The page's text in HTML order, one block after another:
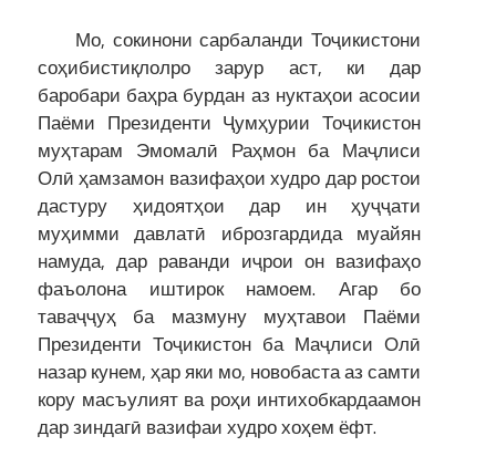
Мо, сокинони сарбаланди Тоҷикистони
соҳибистиқлолро зарур аст, ки дар
баробари баҳра бурдан аз нуктаҳои асосии
Паёми Президенти Ҷумҳурии Тоҷикистон
муҳтарам Эмомалӣ Раҳмон ба Маҷлиси
Олӣ ҳамзамон вазифаҳои худро дар ростои
дастуру ҳидоятҳои дар ин ҳуҷҷати
муҳимми давлатӣ иброзгардида муайян
намуда, дар раванди иҷрои он вазифаҳо
фаъолона иштирок намоем. Агар бо
таваҷҷуҳ ба мазмуну муҳтавои Паёми
Президенти Тоҷикистон ба Маҷлиси Олӣ
назар кунем, ҳар яки мо, новобаста аз самти
кору масъулият ва роҳи интихобкардаамон
дар зиндагӣ вазифаи худро хоҳем ёфт.